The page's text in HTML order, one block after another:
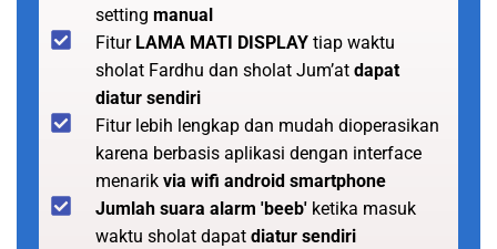
setting manual
Fitur LAMA MATI DISPLAY tiap waktu
sholat Fardhu dan sholat Jum’at dapat
diatur sendiri
Fitur lebih lengkap dan mudah dioperasikan
karena berbasis aplikasi dengan interface
menarik via wifi android smartphone
Jumlah suara alarm 'beeb' ketika masuk
waktu sholat dapat diatur sendiri